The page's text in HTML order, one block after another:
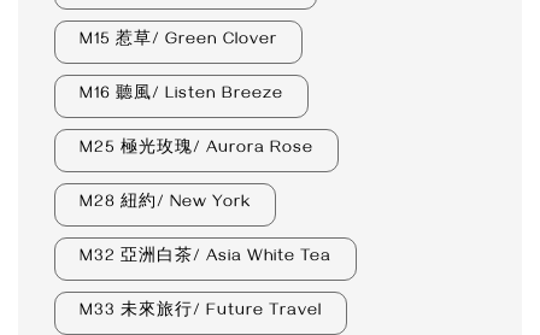
M15 惹草/ Green Clover
M16 聽風/ Listen Breeze
M25 極光玫瑰/ Aurora Rose
M28 紐約/ New York
M32 亞洲白茶/ Asia White Tea
M33 未來旅行/ Future Travel